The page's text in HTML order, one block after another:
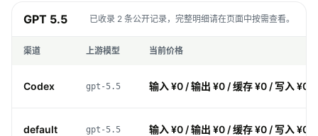
GPT 5.5 已收录 2 条公开记录，完整明细请在页面中按需查看。
渠道 上游模型 当前价格
Codex gpt-5.5 输入 ¥0 / 输出 ¥0 / 缓存 ¥0 / 写入 ¥0
default gpt-5.5 输入 ¥0 / 输出 ¥0 / 缓存 ¥0 / 写入 ¥0